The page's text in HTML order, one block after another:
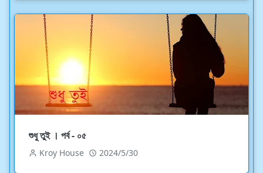
শুধু তুই । পর্ব - ০৫
Kroy House 2024/5/30